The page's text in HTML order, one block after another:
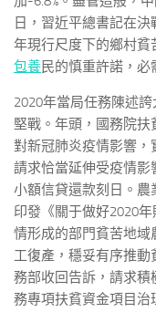
日，習近平總書記在
年現行尺度下的鄉村貧
包養民的慎重許諾，必
2020年當局任務陳述
堅戰。年頭，國務院
對新冠肺炎疫情影響，
請求恰當延伸受疫情影
小額信貸還款刻日。農
印發《關于做好2020
情形成的部門貧苦地域
工復產，穩妥有序推
務部收回告訴，請求
務專項扶貧資金項目治